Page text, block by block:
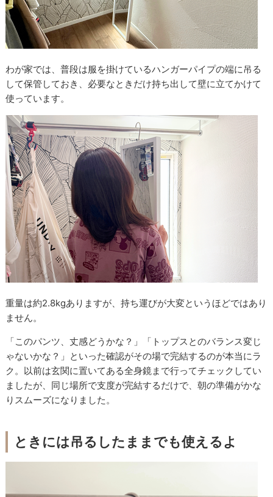
わが家では、普段は服を掛けているハンガーパイプの端に吊る
して保管しておき、必要なときだけ持ち出して壁に立てかけて
使っています。
重量は約2.8kgありますが、持ち運びが大変というほどではあり
ません。
「このパンツ、丈感どうかな？」「トップスとのバランス変じ
ゃないかな？」といった確認がその場で完結するのが本当にラ
ク。以前は玄関に置いてある全身鏡まで行ってチェックしてい
ましたが、同じ場所で支度が完結するだけで、朝の準備がかな
りスムーズになりました。
ときには吊るしたままでも使えるよ